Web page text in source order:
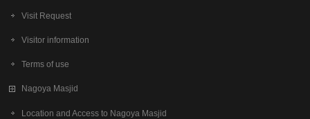
Visit Request
Visitor information
Terms of use
Nagoya Masjid
Location and Access to Nagoya Masjid